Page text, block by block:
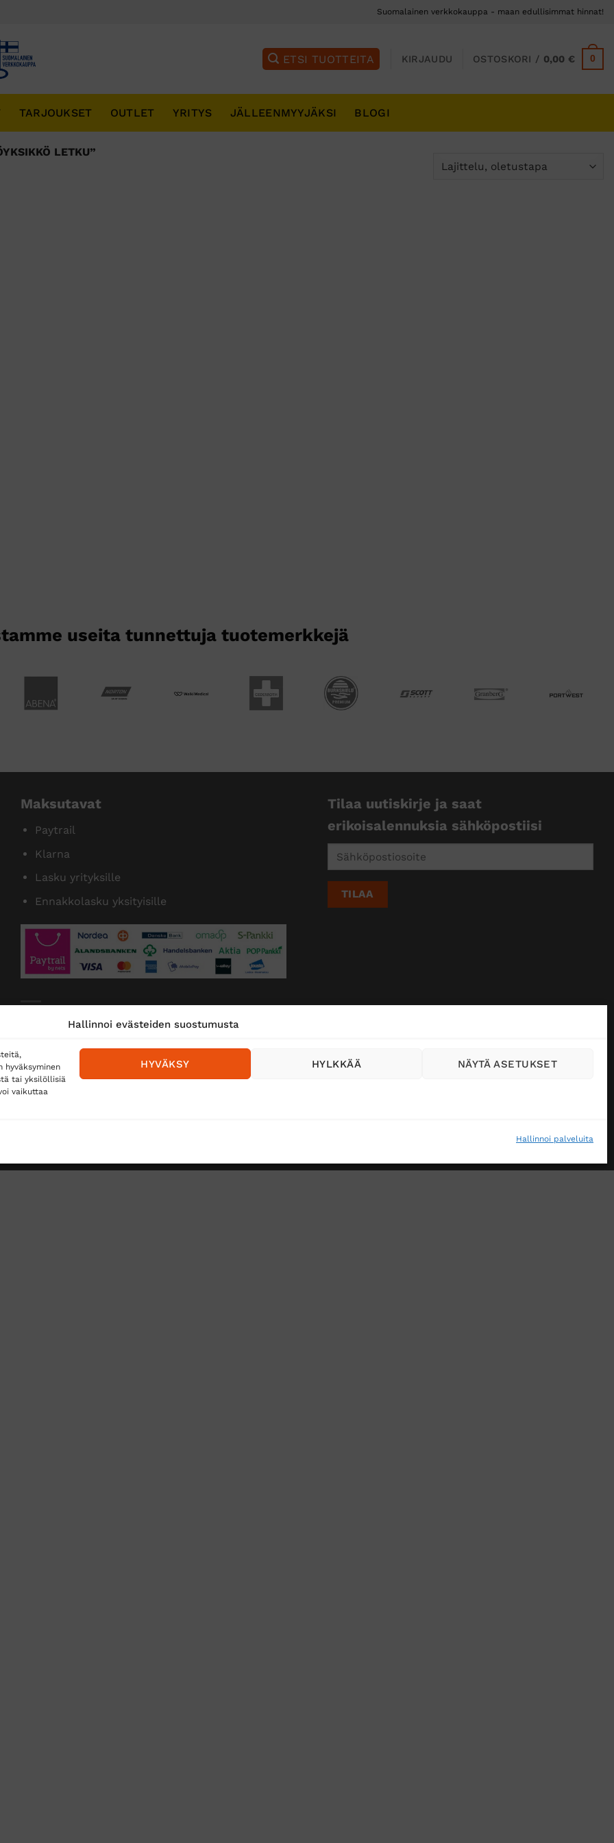
Hallinnoi evästeiden suostumusta
tai yksilöllisiä
vaikuttaa
Hallinnoi palveluita
HYVÄKSY HYLKKÄÄ NÄYTÄ ASETUKSET
Suomalainen verkkokauppa - maan edullisimmat hinnat!
KIRJAUDU OSTOSKORI / 0,00€ 0
TARJOUKSET OUTLET YRITYS JÄLLEENMYYJÄKSI BLOGI
LETKU”
useita tunnettuja tuotemerkkejä
Maksutavat
Paytrail
Klarna
Lasku yrityksille
Ennakkolasku yksityisille
Toimitustavat
Matkahuolto
Postnord
Tilaa uutiskirje ja saat
erikoisalennuksia sähköpostiisi